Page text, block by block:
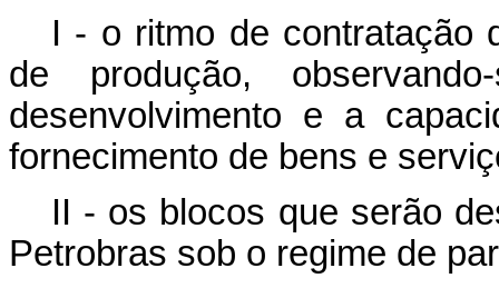
I - o ritmo de contratação
de produção,
desenvolvimento e a
fornecimento de bens e
II - os blocos que serão
Petrobras sob o regime de